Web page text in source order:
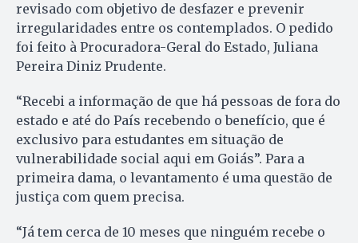
revisado com objetivo de desfazer e prevenir
irregularidades entre os contemplados. O pedido
foi feito à Procuradora-Geral do Estado, Juliana
Pereira Diniz Prudente.
“Recebi a informação de que há pessoas de fora do
estado e até do País recebendo o benefício, que é
exclusivo para estudantes em situação de
vulnerabilidade social aqui em Goiás”. Para a
primeira dama, o levantamento é uma questão de
justiça com quem precisa.
“Já tem cerca de 10 meses que ninguém recebe o